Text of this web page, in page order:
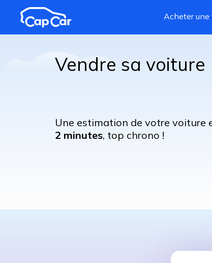
Aller au contenu principal
Acheter une
Vendre sa voiture
Une estimation de votre voiture
2 minutes, top chrono !